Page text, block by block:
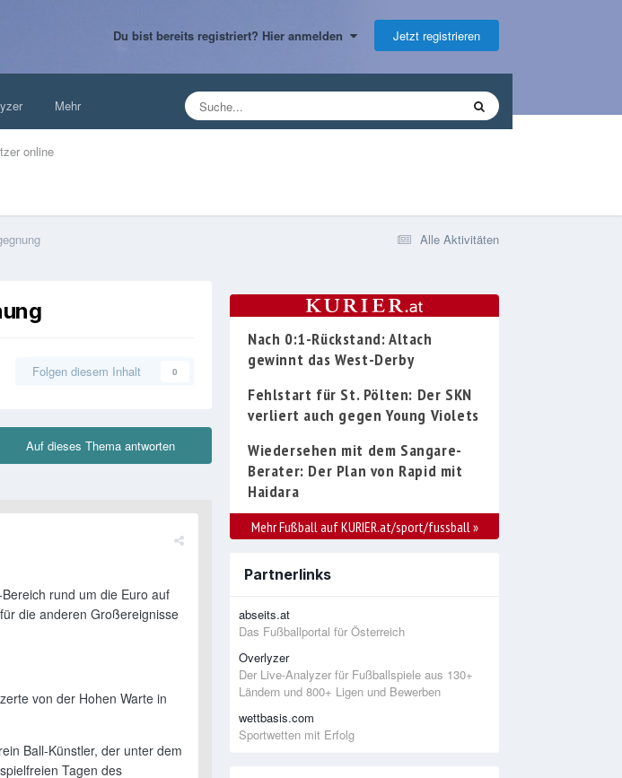
Du bist bereits registriert? Hier anmelden Jetzt registrieren
online
Mehr
Alle Aktivitäten
Folgen diesem Inhalt 0
Auf dieses Thema antworten
rund um die Euro auf
die anderen Großereignisse
von der Hohen Warte in
Ball-Künstler, der unter dem
Tagen des
Nach 0:1-Rückstand: Altach
gewinnt das West-Derby
Fehlstart für St. Pölten: Der SKN
verliert auch gegen Young Violets
Wiedersehen mit dem Sangare-
Berater: Der Plan von Rapid mit
Haidara
Mehr Fußball auf KURIER.at/sport/fussball »
Partnerlinks
abseits.at
Das Fußballportal für Österreich
Overlyzer
Der Live-Analyzer für Fußballspiele aus 130+
Ländern und 800+ Ligen und Bewerben
wettbasis.com
Sportwetten mit Erfolg